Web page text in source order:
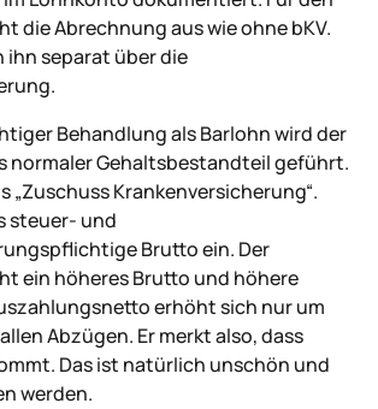
die Abrechnung aus wie ohne bKV.
ihn separat über die
Behandlung als Barlohn wird der
normaler Gehaltsbestandteil geführt.
„Zuschuss Krankenversicherung“.
steuer- und
Brutto ein. Der
ein höheres Brutto und höhere
erhöht sich nur um
Abzügen. Er merkt also, dass
Das ist natürlich unschön und
werden.